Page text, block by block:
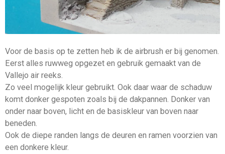
Voor de basis op te zetten heb ik de airbrush er bij genomen.
Eerst alles ruwweg opgezet en gebruik gemaakt van de
Vallejo air reeks.
Zo veel mogelijk kleur gebruikt. Ook daar waar de schaduw
komt donker gespoten zoals bij de dakpannen. Donker van
onder naar boven, licht en de basiskleur van boven naar
beneden.
Ook de diepe randen langs de deuren en ramen voorzien van
een donkere kleur.